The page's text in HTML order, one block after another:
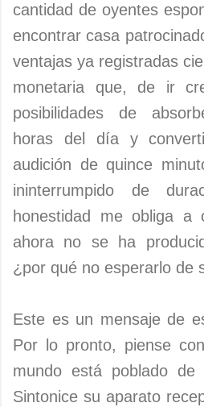
cantidad de oyentes
encontrar casa
ventajas ya registradas
monetaria que, de ir
posibilidades de
horas del día y
audición de quince
ininterrumpido de
honestidad me obliga a
ahora no se ha
¿por qué no esperarlo de
Este es un mensaje de
Por lo pronto, piense
mundo está poblado de
Sintonice su aparato